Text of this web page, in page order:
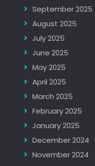
September 2025
August 2025
July 2025
June 2025
May 2025
April 2025
March 2025
February 2025
January 2025
December 2024
November 2024